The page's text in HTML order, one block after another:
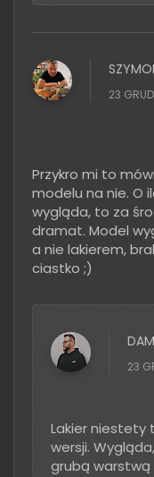
23
Przykro mi to
modelu na nie. O
wygląda, to za
dramat. Model
a nie lakierem,
ciastko ;)
23
Lakier niestety
wersji.
grubą warstwą